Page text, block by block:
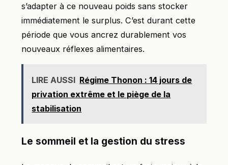
s’adapter à ce nouveau poids sans stocker
immédiatement le surplus. C’est durant cette
période que vous ancrez durablement vos
nouveaux réflexes alimentaires.
LIRE AUSSI Régime Thonon : 14 jours de
privation extrême et le piège de la
stabilisation
Le sommeil et la gestion du stress